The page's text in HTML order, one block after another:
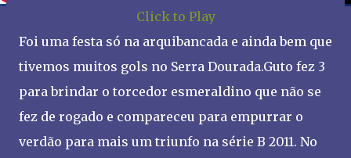
Click to Play
Foi uma festa só na arquibancada e ainda bem que
tivemos muitos gols no Serra Dourada.Guto fez 3
para brindar o torcedor esmeraldino que não se
fez de rogado e compareceu para empurrar o
verdão para mais um triunfo na série B 2011. No